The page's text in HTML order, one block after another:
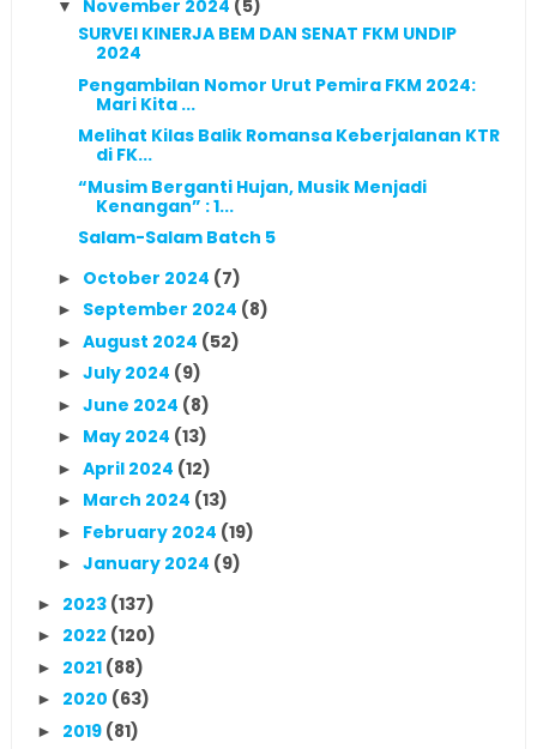
▼ November 2024 (5)
SURVEI KINERJA BEM DAN SENAT FKM UNDIP
2024
Pengambilan Nomor Urut Pemira FKM 2024:
Mari Kita ...
Melihat Kilas Balik Romansa Keberjalanan KTR
di FK...
“Musim Berganti Hujan, Musik Menjadi
Kenangan” : 1...
Salam-Salam Batch 5
► October 2024 (7)
► September 2024 (8)
► August 2024 (52)
► July 2024 (9)
► June 2024 (8)
► May 2024 (13)
► April 2024 (12)
► March 2024 (13)
► February 2024 (19)
► January 2024 (9)
► 2023 (137)
► 2022 (120)
► 2021 (88)
► 2020 (63)
► 2019 (81)